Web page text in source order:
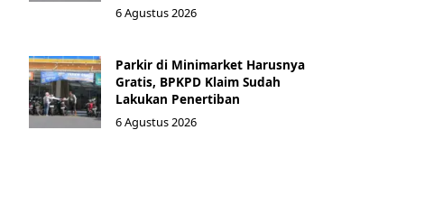
6 Agustus 2026
Parkir di Minimarket Harusnya
Gratis, BPKPD Klaim Sudah
Lakukan Penertiban
6 Agustus 2026